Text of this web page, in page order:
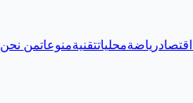
اقتصادرياضةمحلياتتقنيةمنوعاتمن نحن